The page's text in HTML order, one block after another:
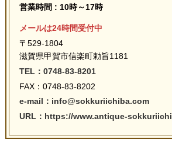
営業時間 : 10時～17時
メールは24時間受付中
〒529-1804
滋賀県甲賀市信楽町勅旨1181
TEL：0748-83-8201
FAX：0748-83-8202
e-mail：info@sokkuriichiba.com
URL：https://www.antique-